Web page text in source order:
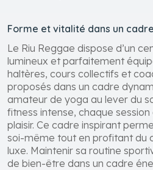
Forme et vitalité dans un
Le Riu Reggae dispose d’un
lumineux et parfaitement
haltères, cours collectifs et
proposés dans un cadre
amateur de yoga au lever du
fitness intense, chaque
plaisir. Ce cadre inspirant
soi-même tout en profitant du
luxe. Maintenir sa routine
de bien-être dans un cadre